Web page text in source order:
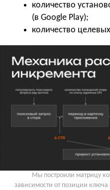
количество
(в Google Play);
количество
Мы построили матрицу
зависимости от позиции